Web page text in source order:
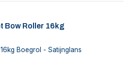
Bow Roller 16kg
Boegrol - Satijnglans